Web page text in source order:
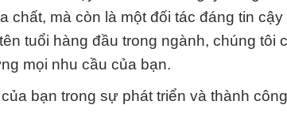
chất, mà còn là một đối tác đáng tin
tuổi hàng đầu trong ngành, chúng tôi
mọi nhu cầu của bạn.
bạn trong sự phát triển và thành